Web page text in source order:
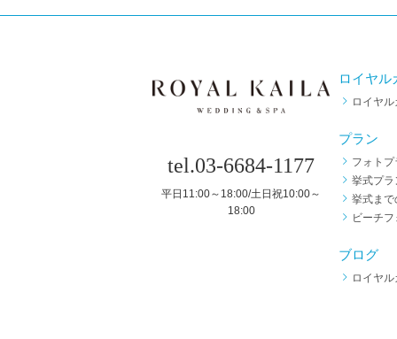
tel.03-6684-1177
平日11:00～18:00/土日祝10:00～
18:00
ロイヤル
ロイヤ
プラン
フォトプ
挙式プラ
挙式まで
ビーチ
ブログ
ロイヤ